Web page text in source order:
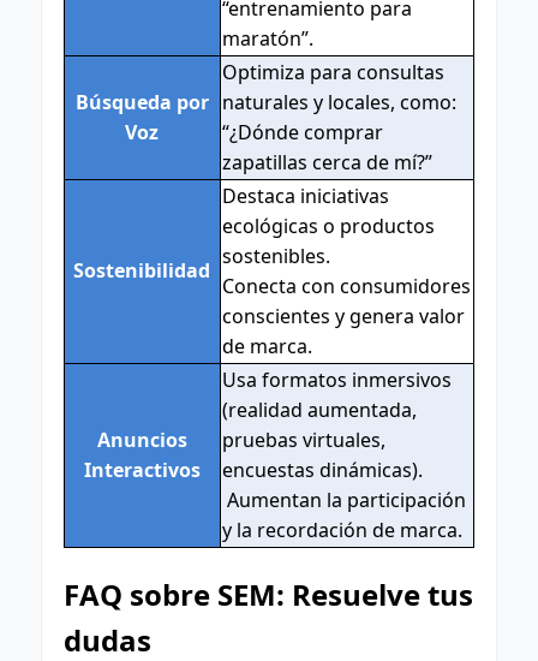
“entrenamiento para
maratón”.
Búsqueda por
Voz
Optimiza para consultas
naturales y locales, como:
“¿Dónde comprar
zapatillas cerca de mí?”
Sostenibilidad
Destaca iniciativas
ecológicas o productos
sostenibles.
Conecta con consumidores
conscientes y genera valor
de marca.
Anuncios
Interactivos
Usa formatos inmersivos
(realidad aumentada,
pruebas virtuales,
encuestas dinámicas).
Aumentan la participación
y la recordación de marca.
FAQ sobre SEM: Resuelve tus
dudas